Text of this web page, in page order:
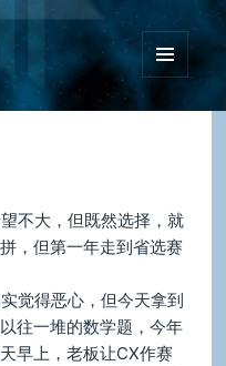
挂件
不大，但既然选择，就
，但第一年走到省选赛
觉得恶心，但今天拿到
往一堆的数学题，今年
早上，老板让CX作赛